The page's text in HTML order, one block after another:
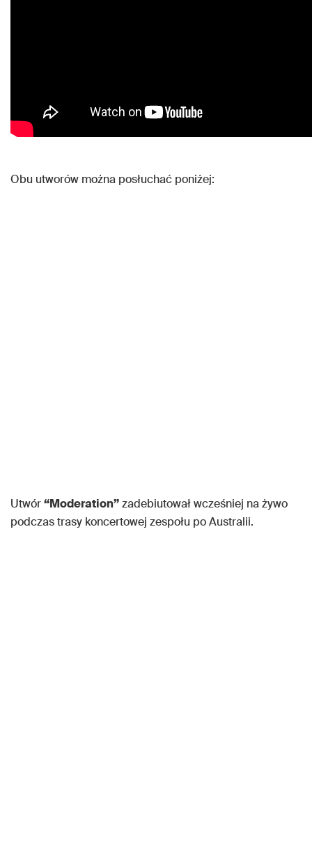
Obu utworów można posłuchać poniżej:
Utwór“Moderation”zadebiutował wcześniej na żywo
podczas trasy koncertowej zespołu po Australii.